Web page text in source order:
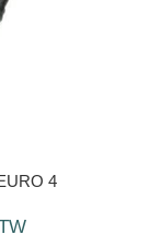
4